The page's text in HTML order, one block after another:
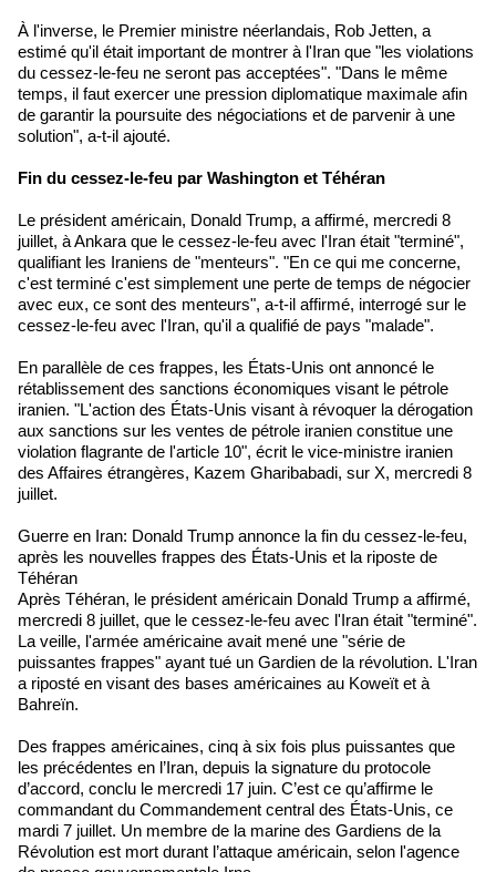
À l'inverse, le Premier ministre néerlandais, Rob Jetten, a
estimé qu'il était important de montrer à l'Iran que "les violations
du cessez-le-feu ne seront pas acceptées". "Dans le même
temps, il faut exercer une pression diplomatique maximale afin
de garantir la poursuite des négociations et de parvenir à une
solution", a-t-il ajouté.
Fin du cessez-le-feu par Washington et Téhéran
Le président américain, Donald Trump, a affirmé, mercredi 8
juillet, à Ankara que le cessez-le-feu avec l'Iran était "terminé",
qualifiant les Iraniens de "menteurs". "En ce qui me concerne,
c'est terminé c'est simplement une perte de temps de négocier
avec eux, ce sont des menteurs", a-t-il affirmé, interrogé sur le
cessez-le-feu avec l'Iran, qu'il a qualifié de pays "malade".
En parallèle de ces frappes, les États-Unis ont annoncé le
rétablissement des sanctions économiques visant le pétrole
iranien. "L'action des États-Unis visant à révoquer la dérogation
aux sanctions sur les ventes de pétrole iranien constitue une
violation flagrante de l'article 10", écrit le vice-ministre iranien
des Affaires étrangères, Kazem Gharibabadi, sur X, mercredi 8
juillet.
Guerre en Iran: Donald Trump annonce la fin du cessez-le-feu,
après les nouvelles frappes des États-Unis et la riposte de
Téhéran
Après Téhéran, le président américain Donald Trump a affirmé,
mercredi 8 juillet, que le cessez-le-feu avec l'Iran était "terminé".
La veille, l'armée américaine avait mené une "série de
puissantes frappes" ayant tué un Gardien de la révolution. L'Iran
a riposté en visant des bases américaines au Koweït et à
Bahreïn.
Des frappes américaines, cinq à six fois plus puissantes que
les précédentes en l’Iran, depuis la signature du protocole
d’accord, conclu le mercredi 17 juin. C’est ce qu’affirme le
commandant du Commandement central des États-Unis, ce
mardi 7 juillet. Un membre de la marine des Gardiens de la
Révolution est mort durant l’attaque américain, selon l'agence